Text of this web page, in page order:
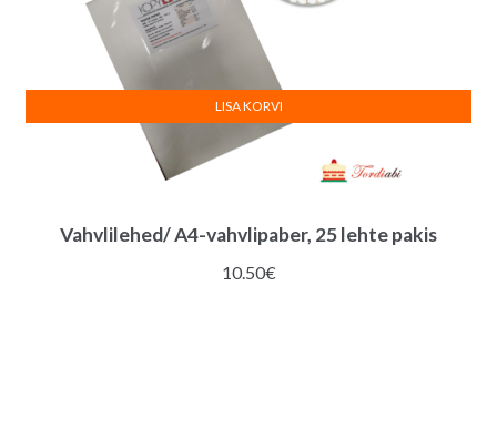
Vahvlilehed/ A4-vahvlipaber, 25 lehte pakis
10.50€
LISA KORVI